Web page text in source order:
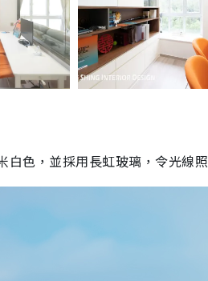
白色，並採用長虹玻璃，令光線